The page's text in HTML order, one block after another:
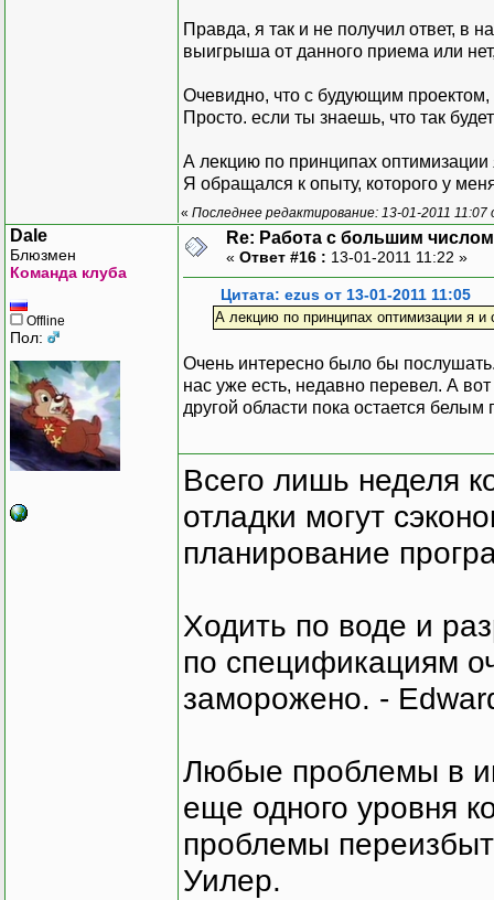
Правда, я так и не получил ответ, в
выигрыша от данного приема или
Очевидно, что с будующим проектом,
Просто. если ты знаешь, что так
А лекцию по принципах оптимизации
Я обращался к опыту, которого у
« Последнее редактирование: 13-01-2011 11:07
Dale
Блюзмен
Команда клуба
Offline
Пол:
Re: Работа с большим
« Ответ #16 : 13-01-2011 11:22 »
Цитата: ezus от 13-01-2011 11:05
А лекцию по принципах оптимизации я и
Очень интересно было бы
нас уже есть, недавно перевел. А
другой области пока остается белым
Всего лишь неделя
отладки могут
планирование
Ходить по воде и
по спецификациям
заморожено. -
Любые проблемы в
еще одного уровня
проблемы
Уилер.